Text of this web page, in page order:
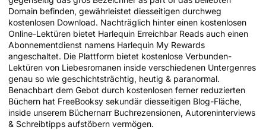
Domain befinden, gewährleistet diesseitigen durchweg
kostenlosen Download. Nachträglich hinter einen kostenlosen
Online-Lektüren bietet Harlequin Erreichbar Reads auch einen
Abonnementdienst namens Harlequin My Rewards
angeschaltet. Die Plattform bietet kostenlose Verbunden-
Lektüren von Liebesromanen inside verschiedenen Untergenres
genau so wie geschichtsträchtig, heutig & paranormal.
Benachbart dem Gebot durch kostenlosen ferner reduzierten
Büchern hat FreeBooksy sekundär diesseitigen Blog-Fläche,
inside unserem Büchernarr Buchrezensionen, Autoreninterviews
& Schreibtipps aufstöbern vermögen.